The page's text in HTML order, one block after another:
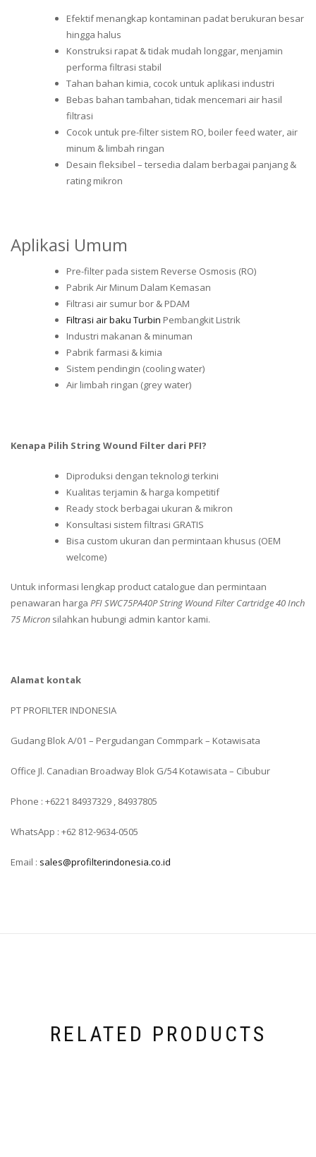
Efektif menangkap kontaminan padat berukuran besar
hingga halus
Konstruksi rapat & tidak mudah longgar, menjamin
performa filtrasi stabil
Tahan bahan kimia, cocok untuk aplikasi industri
Bebas bahan tambahan, tidak mencemari air hasil
filtrasi
Cocok untuk pre-filter sistem RO, boiler feed water, air
minum & limbah ringan
Desain fleksibel – tersedia dalam berbagai panjang &
rating mikron
Aplikasi Umum
Pre-filter pada sistem Reverse Osmosis (RO)
Pabrik Air Minum Dalam Kemasan
Filtrasi air sumur bor & PDAM
Filtrasi air baku Turbin Pembangkit Listrik
Industri makanan & minuman
Pabrik farmasi & kimia
Sistem pendingin (cooling water)
Air limbah ringan (grey water)
Kenapa Pilih String Wound Filter dari PFI?
Diproduksi dengan teknologi terkini
Kualitas terjamin & harga kompetitif
Ready stock berbagai ukuran & mikron
Konsultasi sistem filtrasi GRATIS
Bisa custom ukuran dan permintaan khusus (OEM
welcome)
Untuk informasi lengkap product catalogue dan permintaan
penawaran harga PFI SWC75PA40P String Wound Filter Cartridge 40 Inch
75 Micron silahkan hubungi admin kantor kami.
Alamat kontak
PT PROFILTER INDONESIA
Gudang Blok A/01 – Pergudangan Commpark – Kotawisata
Office Jl. Canadian Broadway Blok G/54 Kotawisata – Cibubur
Phone : +6221 84937329 , 84937805
WhatsApp : +62 812-9634-0505
Email : sales@profilterindonesia.co.id
RELATED PRODUCTS